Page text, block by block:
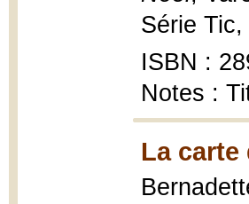
Série
ISBN :
Notes :
La carte